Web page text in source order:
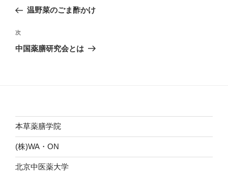
ナ
ビ
ゲ
の
稿
温野菜のごま酢かけ
次
の
次
中国薬膳研究会とは
本草薬膳学院
(株)WA・ON
北京中医薬大学